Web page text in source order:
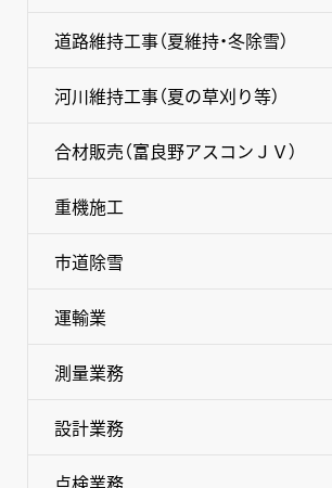
道路維持工事（夏維持・冬除雪）
河川維持工事（夏の草刈り等）
合材販売（富良野アスコンＪＶ）
重機施工
市道除雪
運輸業
測量業務
設計業務
点検業務